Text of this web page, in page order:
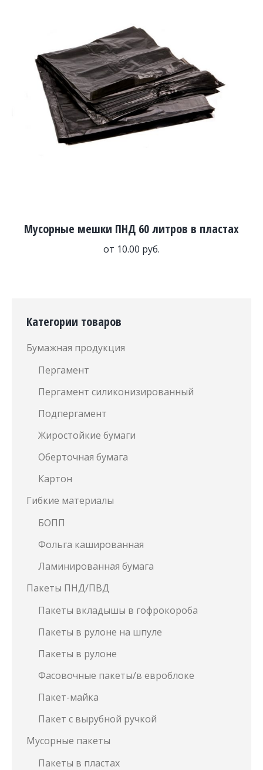
Мусорные мешки ПНД 60 литров в пластах
от 10.00 руб.
Категории товаров
Бумажная продукция
Пергамент
Пергамент силиконизированный
Подпергамент
Жиростойкие бумаги
Оберточная бумага
Картон
Гибкие материалы
БОПП
Фольга кашированная
Ламинированная бумага
Пакеты ПНД/ПВД
Пакеты вкладышы в гофрокороба
Пакеты в рулоне на шпуле
Пакеты в рулоне
Фасовочные пакеты/в евроблоке
Пакет-майка
Пакет с вырубной ручкой
Мусорные пакеты
Пакеты в пластах